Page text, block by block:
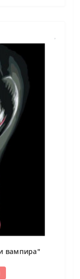
вампира"